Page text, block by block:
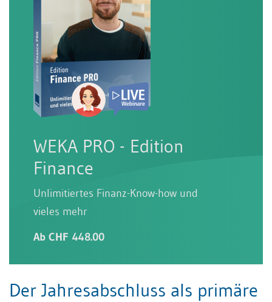
WEKA PRO - Edition
Finance
Unlimitiertes Finanz-Know-how und
vieles mehr
Ab CHF 448.00
Der Jahresabschluss als primäre